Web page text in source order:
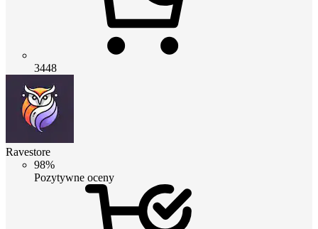
3448
Ravestore
98%
Pozytywne oceny